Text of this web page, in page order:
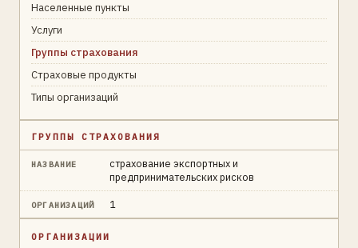
Населенные пункты
Услуги
Группы страхования
Страховые продукты
Типы организаций
ГРУППЫ СТРАХОВАНИЯ
НАЗВАНИЕ
страхование экспортных и
предпринимательских рисков
ОРГАНИЗАЦИЙ 1
ОРГАНИЗАЦИИ